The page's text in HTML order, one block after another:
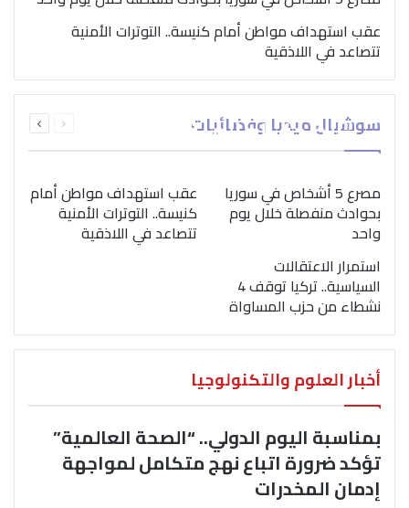
عقب استهداف مواطن أمام كنيسة.. التوترات الأمنية
تتصاعد في اللاذقية
سوشيال ميديا وفضائيات الصفحةالصفحة
بمناسبة اليوم الدولي..
“الصحة العالمية” تؤكد
ضرورة اتباع نهج متكامل
لمواجهة إدمان المخدرات
مصرع 5 أشخاص في سوريا
بحوادث منفصلة خلال يوم
واحد
عقب استهداف مواطن أمام
كنيسة.. التوترات الأمنية
تتصاعد في اللاذقية
استمرار الاعتقالات
السياسية.. تركيا توقف 4
نشطاء من حزب المساواة
أخبار العلوم والتكنولوجيا
بمناسبة اليوم الدولي.. “الصحة العالمية”
تؤكد ضرورة اتباع نهج متكامل لمواجهة
إدمان المخدرات